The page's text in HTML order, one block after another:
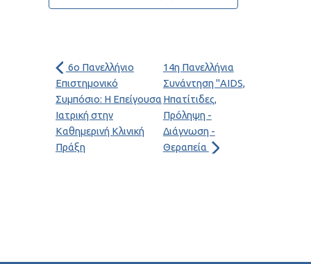
6ο Πανελλήνιο
Επιστημονικό
Συμπόσιο: Η Επείγουσα
Ιατρική στην
Καθημερινή Κλινική
Πράξη
14η Πανελλήνια
Συνάντηση "AIDS,
Ηπατίτιδες,
Πρόληψη -
Διάγνωση -
Θεραπεία